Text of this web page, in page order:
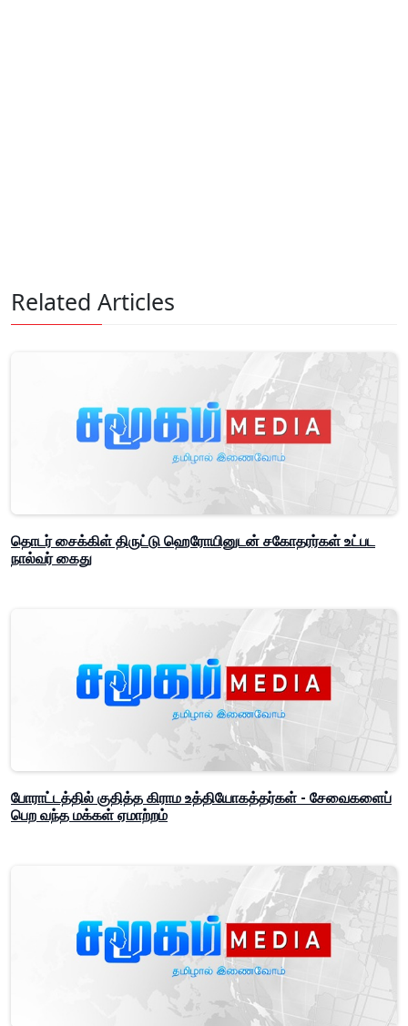
Related Articles
தொடர் சைக்கிள் திருட்டு ஹெரோயினுடன் சகோதரர்கள் உட்பட
நால்வர் கைது
போராட்டத்தில் குதித்த கிராம உத்தியோகத்தர்கள் - சேவைகளைப்
பெற வந்த மக்கள் ஏமாற்றம்